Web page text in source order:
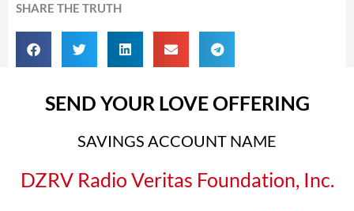
SHARE THE TRUTH
SEND YOUR LOVE OFFERING
SAVINGS ACCOUNT NAME
DZRV Radio Veritas Foundation, Inc.